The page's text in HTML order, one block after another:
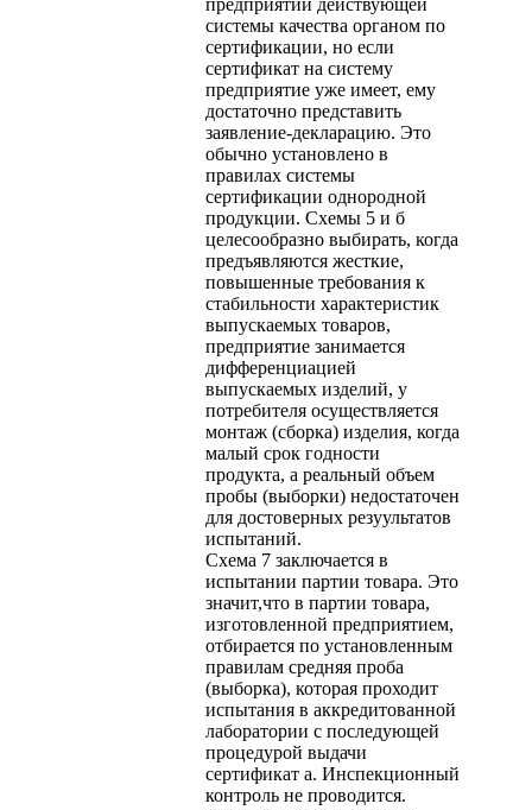
системы качества органом по
сертификации, но если
сертификат на систему
предприятие уже имеет, ему
достаточно представить
заявление-декларацию. Это
обычно установлено в
правилах системы
сертификации однородной
продукции. Схемы 5 и б
целесообразно выбирать, когда
предъявляются жесткие,
повышенные требования к
стабильности характеристик
выпускаемых товаров,
предприятие занимается
дифференциацией
выпускаемых изделий, у
потребителя осуществляется
монтаж (сборка) изделия, когда
малый срок годности
продукта, а реальный объем
пробы (выборки) недостаточен
для достоверных резуультатов
испытаний.
Схема 7 заключается в
испытании партии товара. Это
значит,что в партии товара,
изготовленной предприятием,
отбирается по установленным
правилам средняя проба
(выборка), которая проходит
испытания в аккредитованной
лаборатории с последующей
процедурой выдачи
сертификат а. Инспекционный
контроль не проводится.